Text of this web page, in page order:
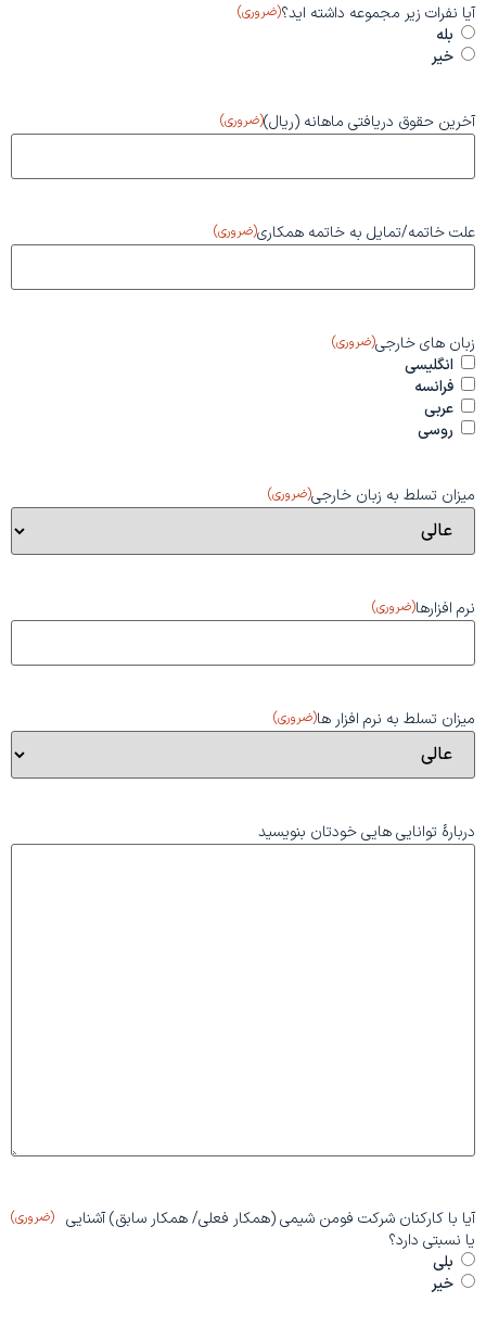
آیا نفرات زیر مجموعه داشته اید؟(ضروری)
بله
خیر
آخرین حقوق دریافتی ماهانه (ریال)(ضروری)
علت خاتمه/تمایل به خاتمه همکاری(ضروری)
زبان های خارجی(ضروری)
انگلیسی
فرانسه
عربی
روسی
میزان تسلط به زبان خارجی(ضروری)
نرم افزارها(ضروری)
میزان تسلط به نرم افزار ها(ضروری)
دربارۀ توانایی هایی خودتان بنویسید
آیا با کارکنان شرکت فومن شیمی (همکار فعلی/ همکار سابق) آشنایی
یا نسبتی دارد؟
(ضروری)
بلی
خیر